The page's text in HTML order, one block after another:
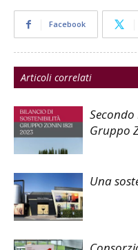
Facebook
Articoli correlati
Gruppo
Una